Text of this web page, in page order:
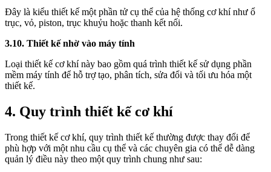
Đây là kiểu thiết kế một phần tử cụ thể của hệ thống cơ khí như ổ
trục, vỏ, piston, trục khuỷu hoặc thanh kết nối.
3.10. Thiết kế nhờ vào máy tính
Loại thiết kế cơ khí này bao gồm quá trình thiết kế sử dụng phần
mềm máy tính để hỗ trợ tạo, phân tích, sửa đổi và tối ưu hóa một
thiết kế.
4. Quy trình thiết kế cơ khí
Trong thiết kế cơ khí, quy trình thiết kế thường được thay đổi để
phù hợp với một nhu cầu cụ thể và các chuyên gia có thể dễ dàng
quản lý điều này theo một quy trình chung như sau: